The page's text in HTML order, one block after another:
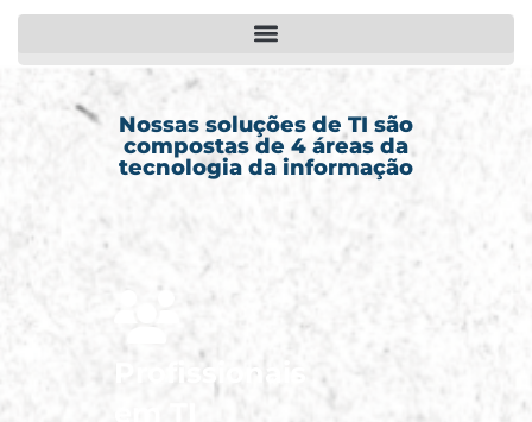
Nossas soluções de TI são
compostas de 4 áreas da
tecnologia da informação
Profissionais